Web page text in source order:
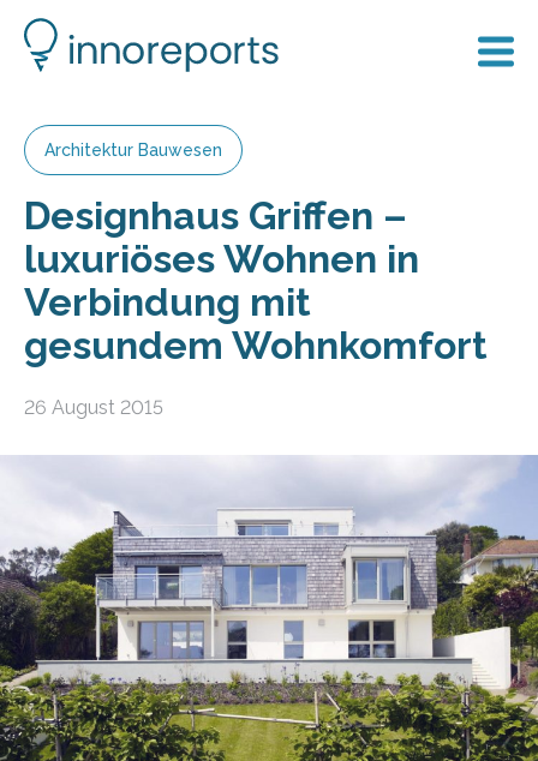
Architektur Bauwesen
Designhaus Griffen –
luxuriöses Wohnen in
Verbindung mit
gesundem Wohnkomfort
26 August 2015